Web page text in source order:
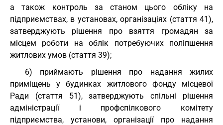
а також контроль за станом цього обліку на
підприємствах, в установах, організаціях (стаття 41),
затверджують рішення про взяття громадян за
місцем роботи на облік потребуючих поліпшення
житлових умов (стаття 39);
6) приймають рішення про надання жилих
приміщень у будинках житлового фонду місцевої
Ради (стаття 51), затверджують спільні рішення
адміністрації і профспілкового комітету
підприємства, установи, організації про надання